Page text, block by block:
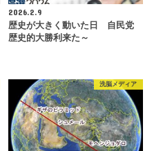
2026.2.9
歴史が大きく動いた日 自民党
歴史的大勝利来た～
洗脳メディア